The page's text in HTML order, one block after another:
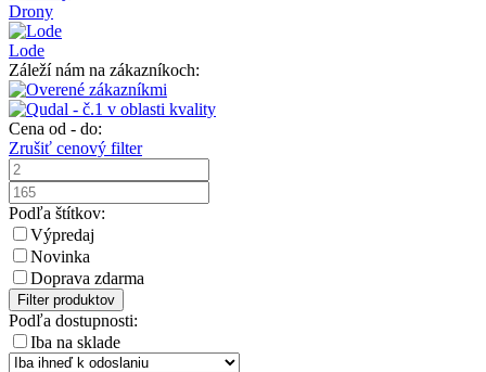
Drony
Lode
Záleží nám na zákazníkoch:
Cena od - do:
Zrušiť cenový filter
Podľa štítkov:
Výpredaj
Novinka
Doprava zdarma
Filter produktov
Podľa dostupnosti:
Iba na sklade